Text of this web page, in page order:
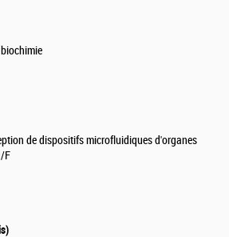
de dispositifs microfluidiques d'organes
F